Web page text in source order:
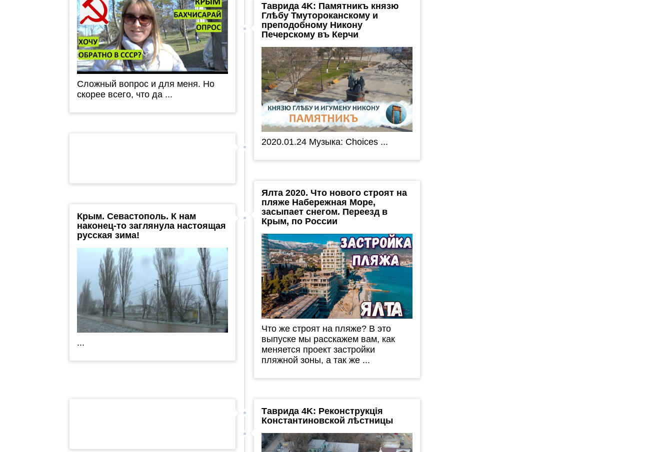
Сложный вопрос и для меня. Но
скорее всего, что да ...
Таврида 4K: Памятникъ князю
Глѣбу Тмутороканскому и
преподобному Никону
Печерскому въ Керчи
2020.01.24 Музыка: Choices ...
Ялта 2020. Что нового строят на
пляже Набережная Море,
засыпает снегом. Переезд в
Крым, по России
Что же строят на пляже? В это
выпуске мы расскажем вам, как
меняется проект застройки
пляжной зоны, а так же ...
Крым. Севастополь. К нам
наконец-то заглянула настоящая
русская зима!
...
Таврида 4K: Реконструкція
Константиновской лѣстницы